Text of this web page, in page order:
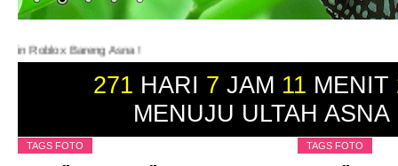
Bareng Asna !
271 HARI 7 JAM 11 MENIT
MENUJU ULTAH ASNA
TAGS FOTO TAGS FOTO